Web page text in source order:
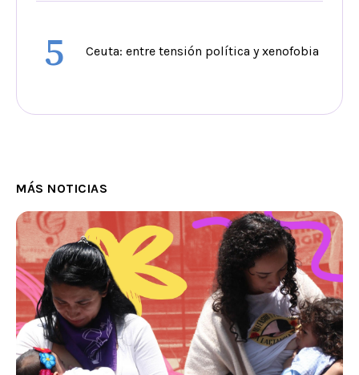
5 Ceuta: entre tensión política y xenofobia
MÁS NOTICIAS